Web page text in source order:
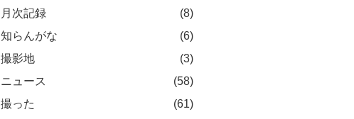
月次記録
(8)
知らんがな
(6)
撮影地
(3)
ニュース
(58)
撮った
(61)